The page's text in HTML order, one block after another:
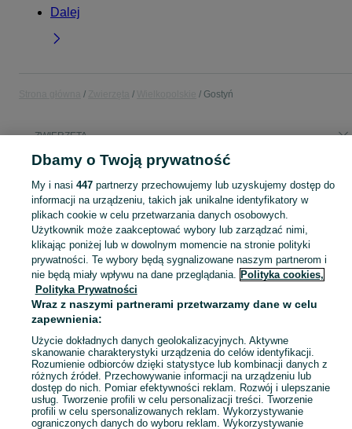
Dalej
Gostyń
ZWIERZĘTA
KATEGORIA
Szukasz zwierzaka lub czegoś dla niego? ▶️ Przeglądaj kategorię Zwierzęta na OLX Gostyń i znajdź to, czego potrzebujesz w atrakcyjnych cenach!
Mapa kategorii
Mapa miejscowości
Mapa ministron
Popularne wyszukiwania
Dbamy o Twoją prywatność
My i nasi 447partnerzy przechowujemy lub uzyskujemy dostęp do
informacji na urządzeniu, takich jak unikalne identyfikatory w
plikach cookie w celu przetwarzania danych osobowych.
Użytkownik może zaakceptować wybory lub zarządzać nimi,
klikając poniżej lub w dowolnym momencie na stronie polityki
prywatności. Te wybory będą sygnalizowane naszym partnerom i
nie będą miały wpływu na dane przeglądania. Polityka cookies,
Polityka Prywatności
Wraz z naszymi partnerami przetwarzamy dane w celu
zapewnienia:
Użycie dokładnych danych geolokalizacyjnych. Aktywne
skanowanie charakterystyki urządzenia do celów identyfikacji.
Rozumienie odbiorców dzięki statystyce lub kombinacji danych z
różnych źródeł. Przechowywanie informacji na urządzeniu lub
dostęp do nich. Pomiar efektywności reklam. Rozwój i ulepszanie
usług. Tworzenie profili w celu personalizacji treści. Tworzenie
profili w celu spersonalizowanych reklam. Wykorzystywanie
ograniczonych danych do wyboru reklam. Wykorzystywanie